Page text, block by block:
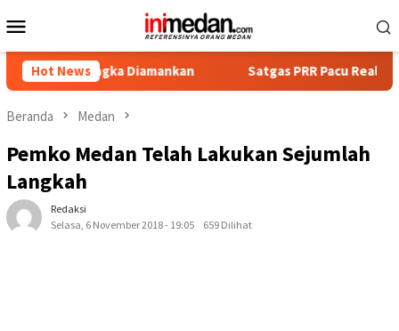
ke
Mobile
Hot News
Diamankan Satgas PRR Pacu Realisasi
Beranda Medan
Pemko Medan Telah Lakukan Sejumlah
Langkah
Redaksi
Selasa, 6 November 2018 - 19:05
659 Dilihat